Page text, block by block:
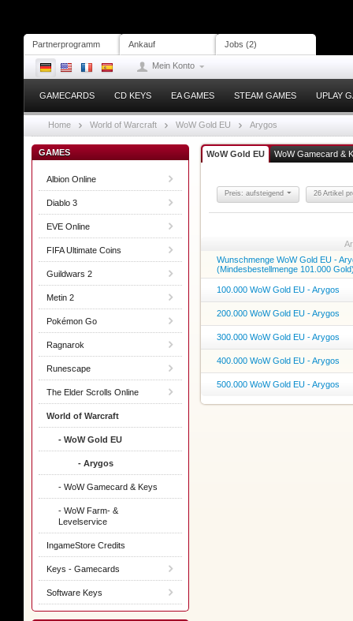
Partnerprogramm Ankauf Jobs (2)
Mein Konto
GAMECARDS CD KEYS EA GAMES STEAM GAMES UPLAY
Home World of Warcraft WoW Gold EU Arygos
GAMES
Albion Online
Diablo 3
EVE Online
FIFA Ultimate Coins
Guildwars 2
Metin 2
Pokémon Go
Ragnarok
Runescape
The Elder Scrolls Online
World of Warcraft
- WoW Gold EU
- Arygos
- WoW Gamecard & Keys
- WoW Farm- &
Levelservice
IngameStore Credits
Keys - Gamecards
Software Keys
WoW Gold EU WoW Gamecard &
Preis: aufsteigend 26 Artikel
Wunschmenge WoW Gold EU -
(Mindesbestellmenge 101.000
100.000 WoW Gold EU - Arygos
200.000 WoW Gold EU - Arygos
300.000 WoW Gold EU - Arygos
400.000 WoW Gold EU - Arygos
500.000 WoW Gold EU - Arygos